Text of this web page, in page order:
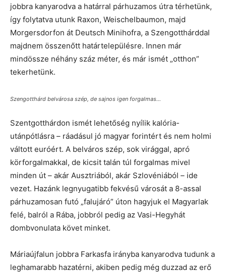
jobbra kanyarodva a határral párhuzamos útra térhetünk,
így folytatva utunk Raxon, Weischelbaumon, majd
Morgersdorfon át Deutsch Minihofra, a Szengotthárddal
majdnem összenőtt határtelepülésre. Innen már
mindössze néhány száz méter, és már ismét „otthon”
tekerhetünk.
Szengotthárd belvárosa szép, de sajnos igen forgalmas...
Szentgotthárdon ismét lehetőség nyílik kalória-
utánpótlásra – ráadásul jó magyar forintért és nem holmi
váltott euróért. A belváros szép, sok virággal, apró
körforgalmakkal, de kicsit talán túl forgalmas mivel
minden út – akár Ausztriából, akár Szlovéniából – ide
vezet. Hazánk legnyugatibb fekvésű városát a 8-assal
párhuzamosan futó „falujáró” úton hagyjuk el Magyarlak
felé, balról a Rába, jobbról pedig az Vasi-Hegyhát
dombvonulata követ minket.
Máriaújfalun jobbra Farkasfa irányba kanyarodva tudunk a
leghamarabb hazatérni, akiben pedig még duzzad az erő